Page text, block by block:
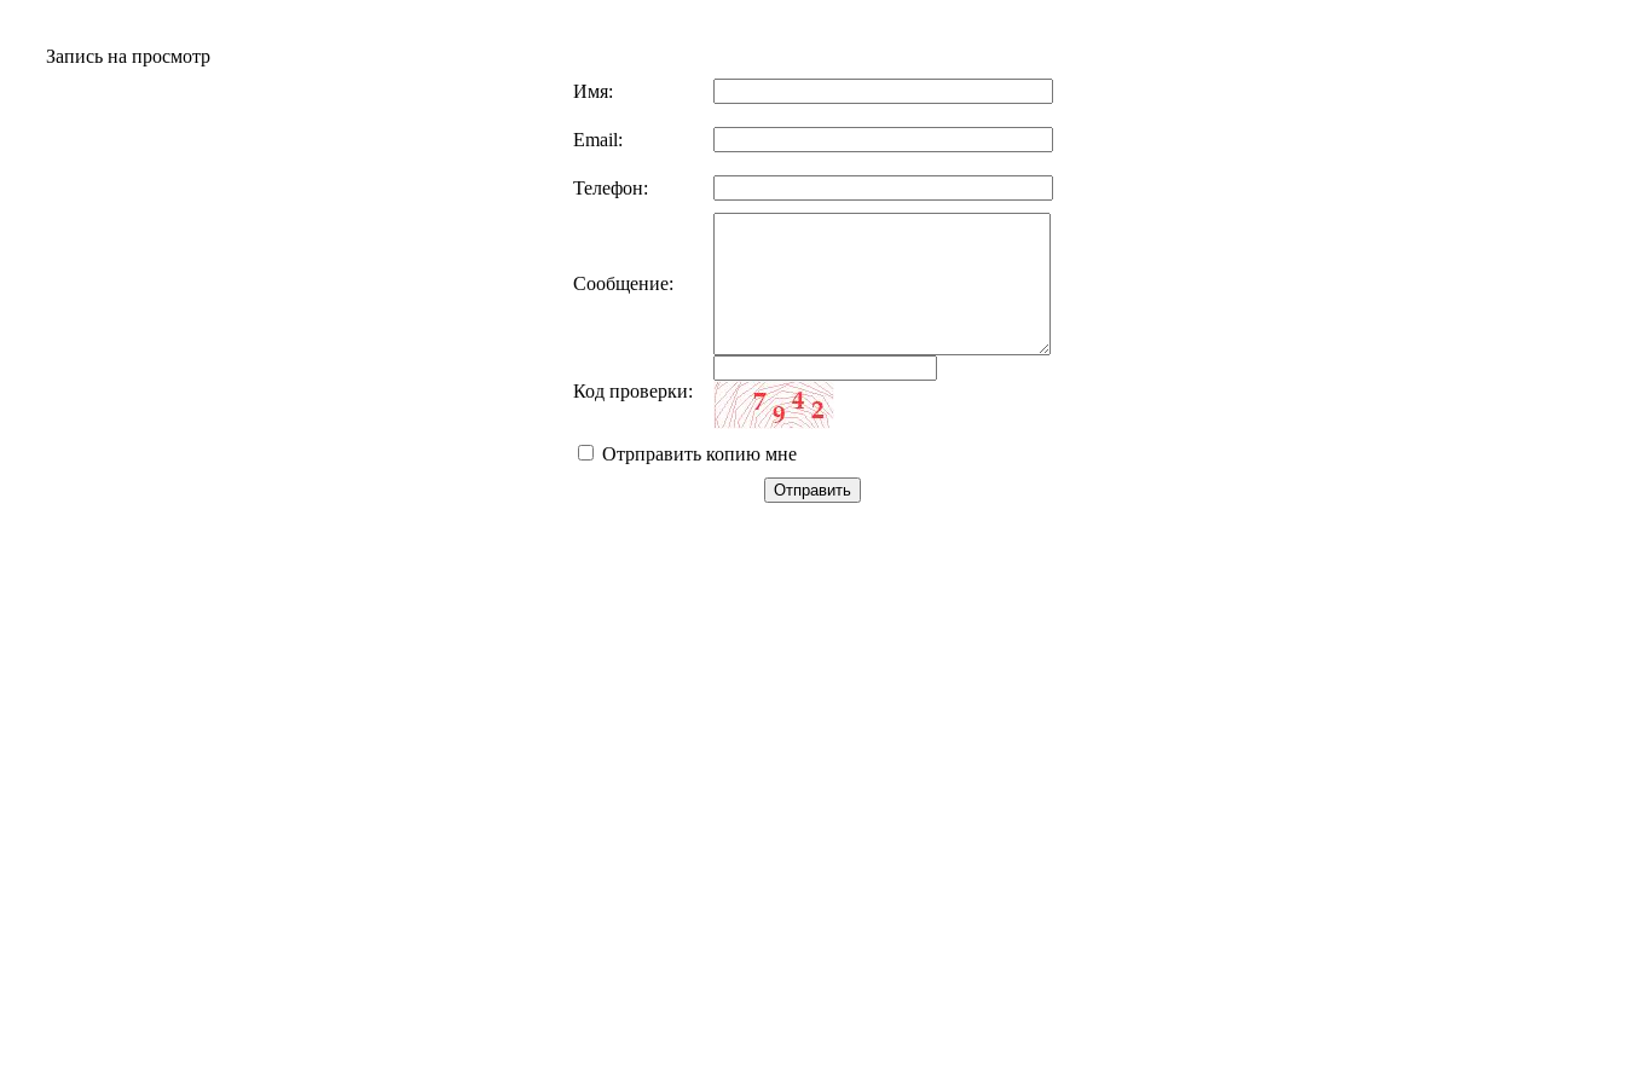
Запись на просмотр
Имя:
Email:
Телефон:
Сообщение:
Код проверки:
Отрправить копию мне
Отправить